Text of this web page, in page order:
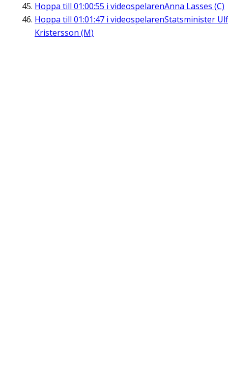
Hoppa till 01:00:55 i videospelarenAnna Lasses (C)
Hoppa till 01:01:47 i videospelarenStatsminister Ulf
Kristersson (M)